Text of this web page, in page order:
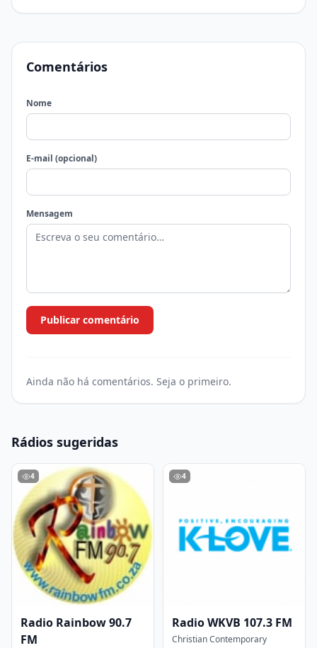
Comentários
Nome
E-mail (opcional)
Mensagem
Publicar comentário
Ainda não há comentários. Seja o primeiro.
Rádios sugeridas
4
Radio Rainbow 90.7
FM
4
Radio WKVB 107.3 FM
Christian Contemporary